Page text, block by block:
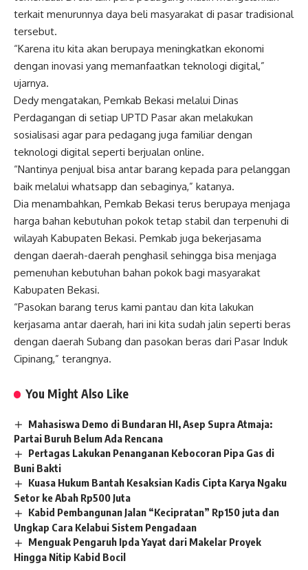
terkait menurunnya daya beli masyarakat di pasar tradisional
tersebut.
“Karena itu kita akan berupaya meningkatkan ekonomi
dengan inovasi yang memanfaatkan teknologi digital,”
ujarnya.
Dedy mengatakan, Pemkab Bekasi melalui Dinas
Perdagangan di setiap UPTD Pasar akan melakukan
sosialisasi agar para pedagang juga familiar dengan
teknologi digital seperti berjualan online.
“Nantinya penjual bisa antar barang kepada para pelanggan
baik melalui whatsapp dan sebaginya,” katanya.
Dia menambahkan, Pemkab Bekasi terus berupaya menjaga
harga bahan kebutuhan pokok tetap stabil dan terpenuhi di
wilayah Kabupaten Bekasi. Pemkab juga bekerjasama
dengan daerah-daerah penghasil sehingga bisa menjaga
pemenuhan kebutuhan bahan pokok bagi masyarakat
Kabupaten Bekasi.
“Pasokan barang terus kami pantau dan kita lakukan
kerjasama antar daerah, hari ini kita sudah jalin seperti beras
dengan daerah Subang dan pasokan beras dari Pasar Induk
Cipinang,” terangnya.
You Might Also Like
Mahasiswa Demo di Bundaran HI, Asep Supra Atmaja:
Partai Buruh Belum Ada Rencana
Pertagas Lakukan Penanganan Kebocoran Pipa Gas di
Buni Bakti
Kuasa Hukum Bantah Kesaksian Kadis Cipta Karya Ngaku
Setor ke Abah Rp500 Juta
Kabid Pembangunan Jalan “Kecipratan” Rp150 juta dan
Ungkap Cara Kelabui Sistem Pengadaan
Menguak Pengaruh Ipda Yayat dari Makelar Proyek
Hingga Nitip Kabid Bocil